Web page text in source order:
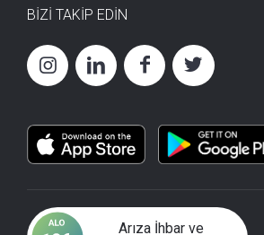
BİZİ TAKİP EDİN
Arıza İhbar ve